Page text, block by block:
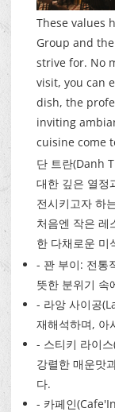
These values
Group and
strive for. No
visit, you can
dish, the
inviting
cuisine come
단 트란(Danh
대한 깊은 열정
전시키고자 하
처음엔 작은 레
한 다채로운 미
- 꽌 부이: 전통
뜻한 분위기 속
- 라앙 사이공
재해석하며, 아
- 스티키 라이
강렬한 매운맛
다.
- 카페인